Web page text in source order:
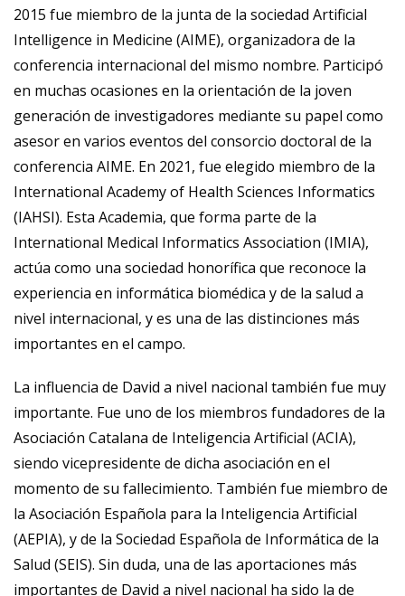
2015 fue miembro de la junta de la sociedad Artificial
Intelligence in Medicine (AIME), organizadora de la
conferencia internacional del mismo nombre. Participó
en muchas ocasiones en la orientación de la joven
generación de investigadores mediante su papel como
asesor en varios eventos del consorcio doctoral de la
conferencia AIME. En 2021, fue elegido miembro de la
International Academy of Health Sciences Informatics
(IAHSI). Esta Academia, que forma parte de la
International Medical Informatics Association (IMIA),
actúa como una sociedad honorífica que reconoce la
experiencia en informática biomédica y de la salud a
nivel internacional, y es una de las distinciones más
importantes en el campo.
La influencia de David a nivel nacional también fue muy
importante. Fue uno de los miembros fundadores de la
Asociación Catalana de Inteligencia Artificial (ACIA),
siendo vicepresidente de dicha asociación en el
momento de su fallecimiento. También fue miembro de
la Asociación Española para la Inteligencia Artificial
(AEPIA), y de la Sociedad Española de Informática de la
Salud (SEIS). Sin duda, una de las aportaciones más
importantes de David a nivel nacional ha sido la de